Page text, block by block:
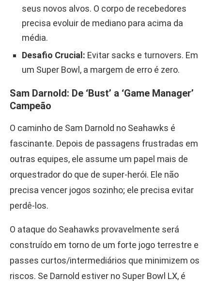
seus novos alvos. O corpo de recebedores
precisa evoluir de mediano para acima da
média.
Desafio Crucial: Evitar sacks e turnovers. Em
um Super Bowl, a margem de erro é zero.
Sam Darnold: De ‘Bust’ a ‘Game Manager’
Campeão
O caminho de Sam Darnold no Seahawks é
fascinante. Depois de passagens frustradas em
outras equipes, ele assume um papel mais de
orquestrador do que de super-herói. Ele não
precisa vencer jogos sozinho; ele precisa evitar
perdê-los.
O ataque do Seahawks provavelmente será
construído em torno de um forte jogo terrestre e
passes curtos/intermediários que minimizem os
riscos. Se Darnold estiver no Super Bowl LX, é